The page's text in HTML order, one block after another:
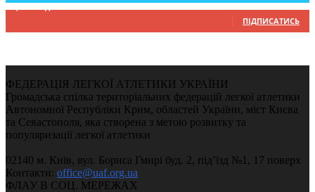
9,370 Підписників
ПІДПИСАТИСЬ
ФЕДЕРАЦІЯ ЛЕГКОЇ АТЛЕТИКИ УКРАЇНИ
Громадська спілка територіальних федерацій легкої атлетики
Автономної Республіки Крим, областей України, міст Києва
та Севастополя, яка створена з метою розвитку та
популяризації легкої атлетики
02140 м. Київ, вул. Бориса Гмирі буд. 2, під’їзд №1, 17 поверх
Контакти: office@uaf.org.ua
ФЛАУ В СОЦ. МЕРЕЖАХ